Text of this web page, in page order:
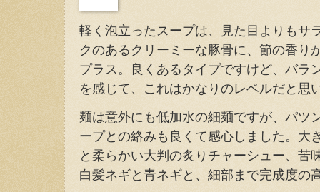
軽く泡立ったスープは、見た目よりもサ
クのあるクリーミーな豚骨に、節の香り
プラス。良くあるタイプですけど、バラ
を感じて、これはかなりのレベルだと思
麺は意外にも低加水の細麺ですが、パツ
ープとの絡みも良くて感心しました。大
と柔らかい大判の炙りチャーシュー、苦
白髪ネギと青ネギと、細部まで完成度の